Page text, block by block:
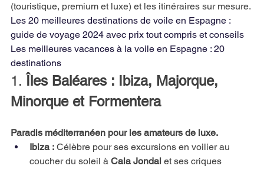
(touristique, premium et luxe) et les itinéraires sur mesure.
Les 20 meilleures destinations de voile en Espagne :
guide de voyage 2024 avec prix tout compris et conseils
Les meilleures vacances à la voile en Espagne : 20
destinations
1.
Îles Baléares : Ibiza, Majorque,
Minorque et Formentera
Paradis méditerranéen pour les amateurs de luxe.
Ibiza : Célèbre pour ses excursions en voilier au
coucher du soleil à Cala Jondal et ses criques